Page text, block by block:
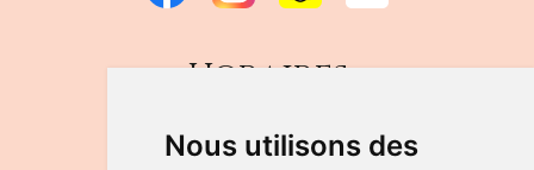
Nous utilisons des
Horaires
DU LUNDI AU VENDREDI
de 9h à 12h30 et de 14h à 18h